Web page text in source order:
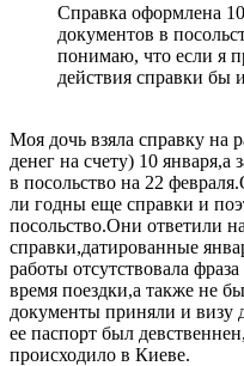
Справка оформлена
документов в
понимаю, что если я
действия справки бы
Моя дочь взяла справку на
денег на счету) 10 января,а
в посольство на 22
ли годны еще справки и
посольство.Они ответили
справки,датированные
работы отсутствовала
время поездки,а также не
документы приняли и визу
ее паспорт был
происходило в Киеве.